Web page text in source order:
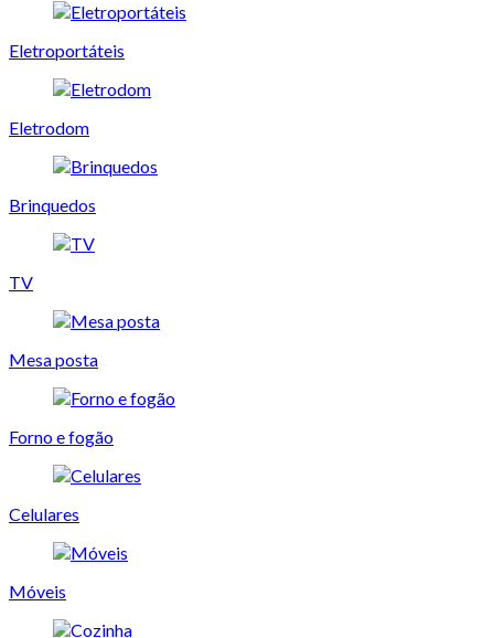
Eletroportáteis
Eletrodom
Brinquedos
TV
Mesa posta
Forno e fogão
Celulares
Móveis